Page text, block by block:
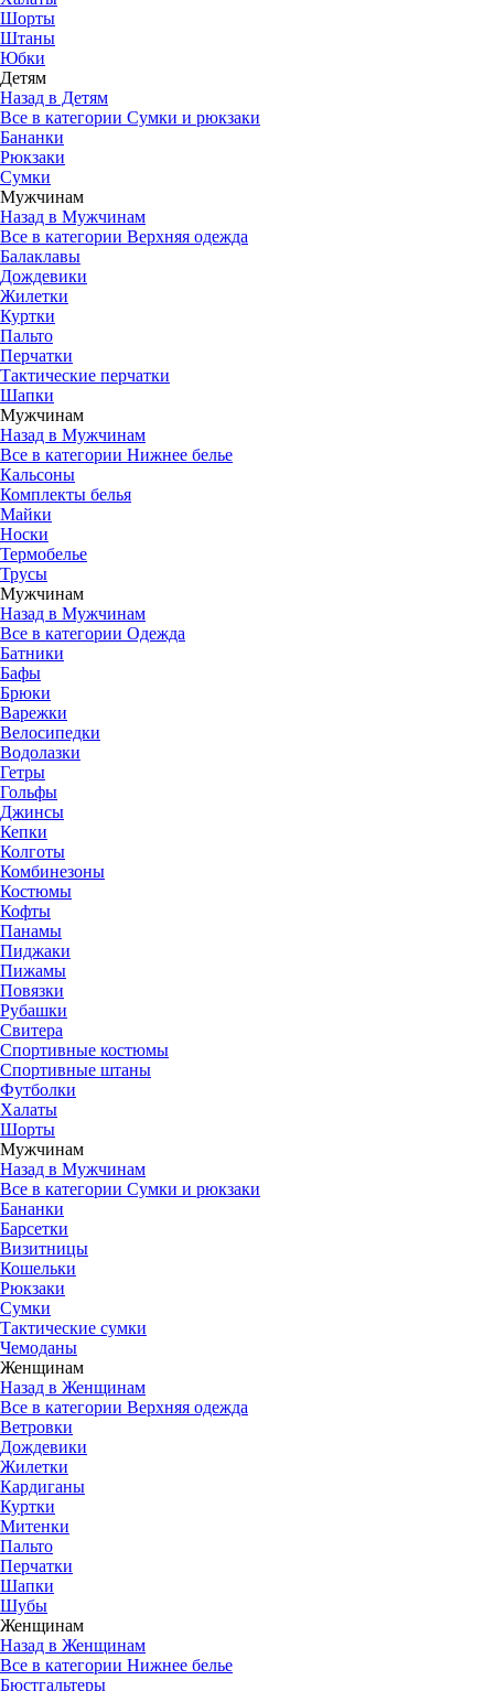
Шорты
Штаны
Юбки
Детям
Назад в Детям
Все в категории Сумки и рюкзаки
Бананки
Рюкзаки
Сумки
Мужчинам
Назад в Мужчинам
Все в категории Верхняя одежда
Балаклавы
Дождевики
Жилетки
Куртки
Пальто
Перчатки
Тактические перчатки
Шапки
Мужчинам
Назад в Мужчинам
Все в категории Нижнее белье
Кальсоны
Комплекты белья
Майки
Носки
Термобелье
Трусы
Мужчинам
Назад в Мужчинам
Все в категории Одежда
Батники
Бафы
Брюки
Варежки
Велосипедки
Водолазки
Гетры
Гольфы
Джинсы
Кепки
Колготы
Комбинезоны
Костюмы
Кофты
Панамы
Пиджаки
Пижамы
Повязки
Рубашки
Свитера
Спортивные костюмы
Спортивные штаны
Футболки
Халаты
Шорты
Мужчинам
Назад в Мужчинам
Все в категории Сумки и рюкзаки
Бананки
Барсетки
Визитницы
Кошельки
Рюкзаки
Сумки
Тактические сумки
Чемоданы
Женщинам
Назад в Женщинам
Все в категории Верхняя одежда
Ветровки
Дождевики
Жилетки
Кардиганы
Куртки
Митенки
Пальто
Перчатки
Шапки
Шубы
Женщинам
Назад в Женщинам
Все в категории Нижнее белье
Бюстгальтеры